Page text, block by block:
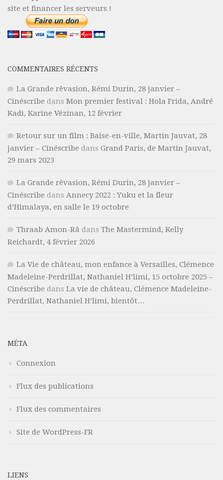
site et financer les serveurs !
COMMENTAIRES RÉCENTS
La Grande rêvasion, Rémi Durin, 28 janvier –
Cinéscribe dans Mon premier festival : Hola Frida, André
Kadi, Karine Vézinan, 12 février
Retour sur un film : Baise-en-ville, Martin Jauvat, 28
janvier – Cinéscribe dans Grand Paris, de Martin Jauvat,
29 mars 2023
La Grande rêvasion, Rémi Durin, 28 janvier –
Cinéscribe dans Annecy 2022 : Yuku et la fleur
d’Himalaya, en salle le 19 octobre
Thraab Amon-Râ dans The Mastermind, Kelly
Reichardt, 4 février 2026
La Vie de château, mon enfance à Versailles, Clémence
Madeleine-Perdrillat, Nathaniel H’limi, 15 octobre 2025 –
Cinéscribe dans La vie de château, Clémence Madeleine-
Perdrillat, Nathaniel H’limi, bientôt…
MÉTA
Connexion
Flux des publications
Flux des commentaires
Site de WordPress-FR
LIENS